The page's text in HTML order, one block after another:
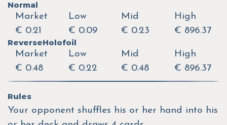
Normal
Market
€ 0.21
Low
€ 0.09
Mid
€ 0.23
High
€ 896.37
ReverseHolofoil
Market
€ 0.48
Low
€ 0.22
Mid
€ 0.48
High
€ 896.37
Rules
Your opponent shuffles his or her hand into his